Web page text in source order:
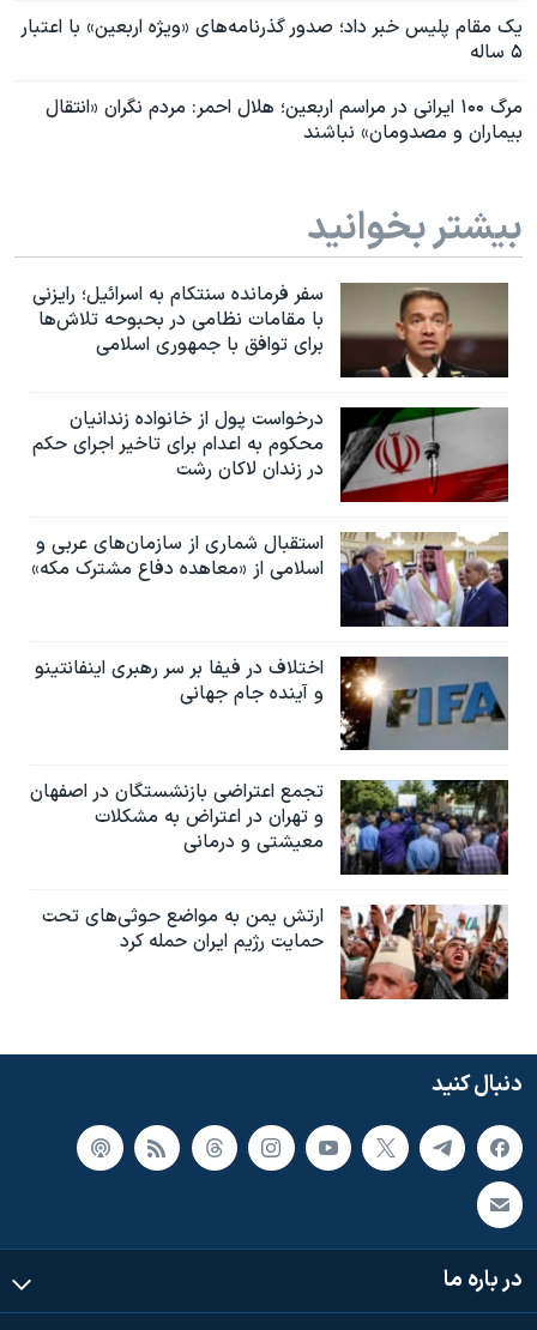
یک مقام پلیس خبر داد؛ صدور گذرنامه‌های «ویژه اربعین» با اعتبار
۵ ساله
مرگ ۱۰۰ ایرانی در مراسم اربعین؛ هلال احمر: مردم نگران «انتقال
بیماران و مصدومان» نباشند
بیشتر بخوانید
سفر فرمانده سنتکام به اسرائیل؛ رایزنی
با مقامات نظامی در بحبوحه تلاش‌ها
برای توافق با جمهوری اسلامی
درخواست پول از خانواده زندانیان
محکوم به‌ اعدام برای تاخیر اجرای حکم
در زندان لاکان رشت
استقبال شماری از سازمان‌های عربی و
اسلامی از «معاهده دفاع مشترک مکه»
اختلاف در فیفا بر سر رهبری اینفانتینو
و آینده جام جهانی
تجمع اعتراضی بازنشستگان در اصفهان
و تهران در اعتراض به مشکلات
معیشتی و درمانی
ارتش یمن به مواضع حوثی‌های تحت
حمایت رژیم ایران حمله کرد
دنبال کنید
در باره ما